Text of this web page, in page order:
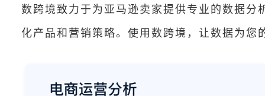
数跨境致力于为亚马逊卖家提供专业的数据
化产品和营销策略。使用数跨境，让数据为